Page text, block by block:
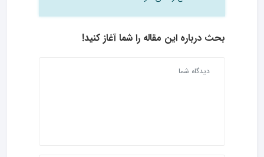
بحث درباره این مقاله را شما آغاز کنید!